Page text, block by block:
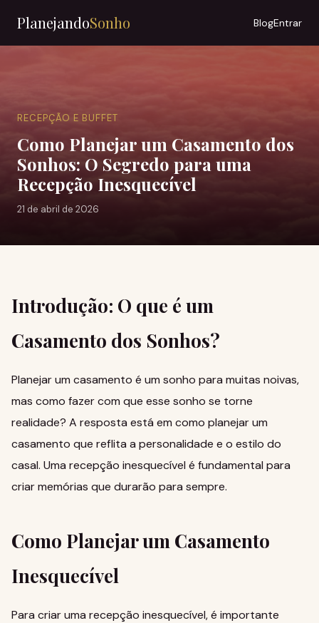
PlanejandoSonho BlogEntrar
RECEPÇÃO E BUFFET
Como Planejar um Casamento dos
Sonhos: O Segredo para uma
Recepção Inesquecível
21 de abril de 2026
Introdução: O que é um
Casamento dos Sonhos?
Planejar um casamento é um sonho para muitas noivas,
mas como fazer com que esse sonho se torne
realidade? A resposta está em como planejar um
casamento que reflita a personalidade e o estilo do
casal. Uma recepção inesquecível é fundamental para
criar memórias que durarão para sempre.
Como Planejar um Casamento
Inesquecível
Para criar uma recepção inesquecível, é importante